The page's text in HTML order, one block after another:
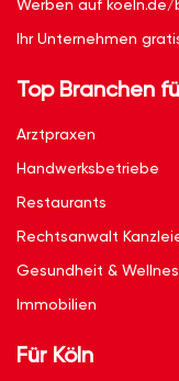
Werben auf koeln.de/
Ihr Unternehmen
Top Branchen
Arztpraxen
Handwerksbetriebe
Restaurants
Rechtsanwalt
Gesundheit &
Immobilien
Für Köln